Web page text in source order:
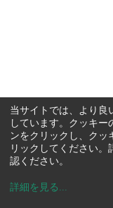
当サイトでは、より良
しています。クッキー
ンをクリックし、クッ
リックしてください。
認ください。
詳細を見る ...